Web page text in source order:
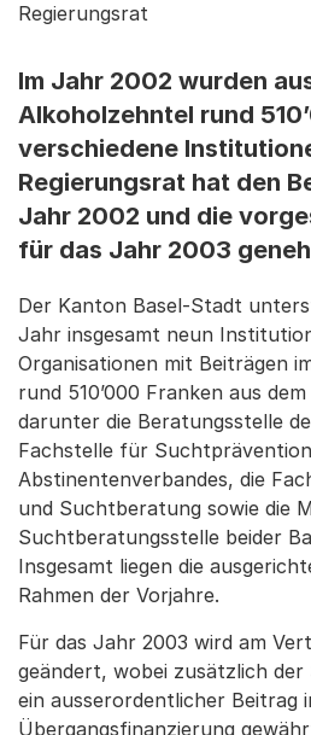
Regierungsrat
Im Jahr 2002 wurden
Alkoholzehntel rund
verschiedene
Regierungsrat hat den
Jahr 2002 und die
für das Jahr 2003
Der Kanton Basel-Stadt
Jahr insgesamt neun
Organisationen mit Beiträgen
rund 510’000 Franken aus
darunter die Beratungsstelle
Fachstelle für
Abstinentenverbandes, die
und Suchtberatung sowie die
Suchtberatungsstelle beider
Insgesamt liegen die
Rahmen der Vorjahre.
Für das Jahr 2003 wird am
geändert, wobei zusätzlich
ein ausserordentlicher Beitrag
Übergangsfinanzierung